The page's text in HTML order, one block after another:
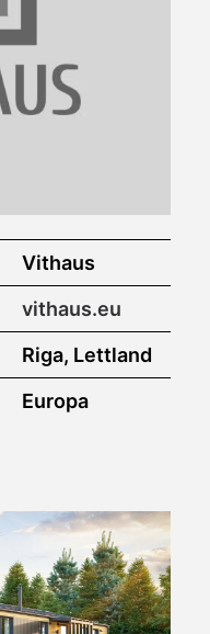
Vithaus
vithaus.eu
Riga, Lettland
Europa